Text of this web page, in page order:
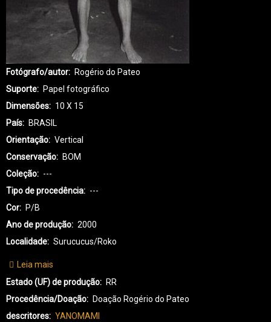
Fotógrafo/autor
Rogério do Pateo
Suporte
Papel fotográfico
Dimensões
10 X 15
País
BRASIL
Orientação
Vertical
Conservação
BOM
Coleção
---
Tipo de procedência
---
Cor
P/B
Ano de produção
2000
Localidade
Surucucus/Roko
Leia mais
YA-
YANOMAMI-
0024
Estado (UF) de produção
RR
Procedência/Doação
Doação Rogério do Pateo
descritores
YANOMAMI